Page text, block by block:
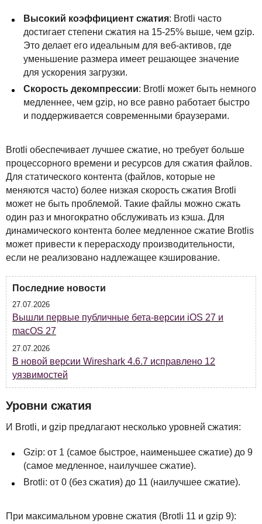
Высокий коэффициент сжатия: Brotli часто
достигает степени сжатия на 15-25% выше, чем gzip.
Это делает его идеальным для веб-активов, где
уменьшение размера имеет решающее значение
для ускорения загрузки.
Скорость декомпрессии: Brotli может быть немного
медленнее, чем gzip, но все равно работает быстро
и поддерживается современными браузерами.
Brotli обеспечивает лучшее сжатие, но требует больше
процессорного времени и ресурсов для сжатия файлов.
Для статического контента (файлов, которые не
меняются часто) более низкая скорость сжатия Brotli
может не быть проблемой. Такие файлы можно сжать
один раз и многократно обслуживать из кэша. Для
динамического контента более медленное сжатие Brotlis
может привести к перерасходу производительности,
если не реализовано надлежащее кэширование.
Последние новости
27.07.2026
Вышли первые публичные бета-версии iOS 27 и
macOS 27
27.07.2026
В новой версии Wireshark 4.6.7 исправлено 12
уязвимостей
Уровни сжатия
И Brotli, и gzip предлагают несколько уровней сжатия:
Gzip: от 1 (самое быстрое, наименьшее сжатие) до 9
(самое медленное, наилучшее сжатие).
Brotli: от 0 (без сжатия) до 11 (наилучшее сжатие).
При максимальном уровне сжатия (Brotli 11 и gzip 9):